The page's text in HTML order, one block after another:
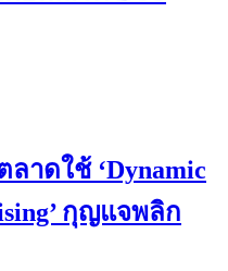
าดใช้ ‘Dynamic
กุญแจพลิก